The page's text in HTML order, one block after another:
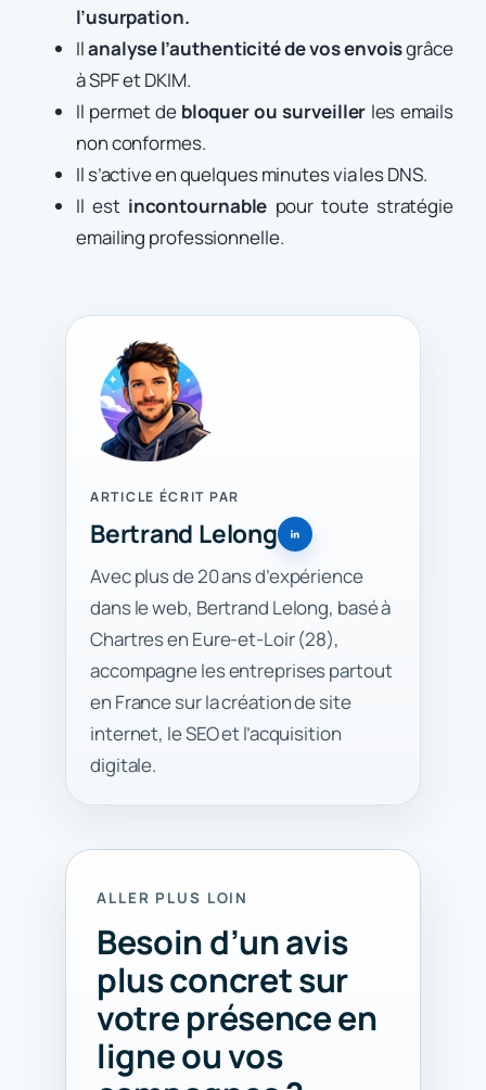
l’usurpation.
Ilanalyse l’authenticité de vos envoisgrâce
à SPF et DKIM.
Il permet de bloquer ou surveiller les emails
non conformes.
Il s’active en quelques minutes via les DNS.
Il est incontournable pour toute stratégie
emailing professionnelle.
ARTICLE ÉCRIT PAR
Bertrand Lelong
Avec plus de 20 ans d’expérience
dans le web, Bertrand Lelong, basé à
Chartres en Eure-et-Loir (28),
accompagne les entreprises partout
en France sur la création de site
internet, le SEO et l’acquisition
digitale.
ALLER PLUS LOIN
Besoin d’un avis
plus concret sur
votre présence en
ligne ou vos